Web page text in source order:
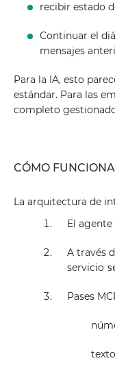
recibir estado
Continuar el
mensajes
Para la IA, esto
estándar. Para las
completo
CÓMO
La arquitectura de
El agente
A través
servicio
Pases